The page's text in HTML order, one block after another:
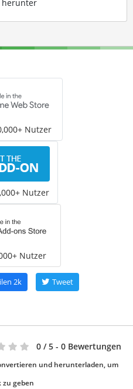
herunter
Nutzer
Nutzer
Nutzer
2k Tweet
0 / 5 - 0 Bewertungen
und herunterladen, um
zu geben